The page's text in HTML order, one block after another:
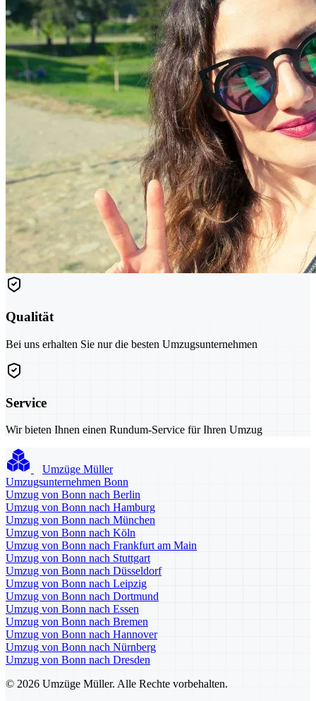
Qualität
Bei uns erhalten Sie nur die besten Umzugsunternehmen
Service
Wir bieten Ihnen einen Rundum-Service für Ihren Umzug
Umzüge Müller
Umzugsunternehmen Bonn
Umzug von Bonn nach Berlin
Umzug von Bonn nach Hamburg
Umzug von Bonn nach München
Umzug von Bonn nach Köln
Umzug von Bonn nach Frankfurt am Main
Umzug von Bonn nach Stuttgart
Umzug von Bonn nach Düsseldorf
Umzug von Bonn nach Leipzig
Umzug von Bonn nach Dortmund
Umzug von Bonn nach Essen
Umzug von Bonn nach Bremen
Umzug von Bonn nach Hannover
Umzug von Bonn nach Nürnberg
Umzug von Bonn nach Dresden
© 2026 Umzüge Müller. Alle Rechte vorbehalten.